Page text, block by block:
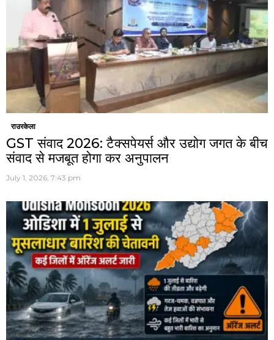
राउरकेला
GST संवाद 2026: टैक्सपेयर्स और उद्योग जगत के बीच
संवाद से मजबूत होगा कर अनुपालन
July 1, 2026, 7:43 pm